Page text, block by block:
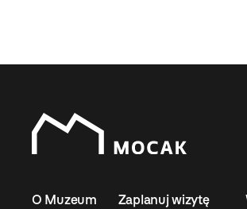
O Muzeum Zaplanuj wizytę